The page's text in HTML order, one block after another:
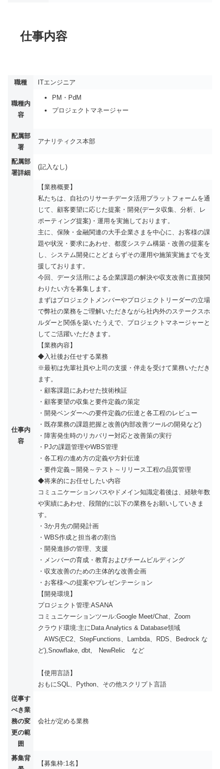
仕事内容
職種 ITエンジニア
職種内
容
PM・PdM
プロジェクトマネージャー
配属部
署
アナリティクス本部
配属部
署詳細
(記入なし)
仕事内
容
【業務概要】
私たちは、自社のリサーチデータ活用プラットフォームを通
じて、顧客要望に応じた提案・開発(データ収集、分析、レ
ポーティング提案)・運用を実施しております。
主に、保険・金融関連の大手企業さまを中心に、お客様の課
題や状況・要求にあわせ、都度システム構築・改善の提案を
し、システム開発にとどまらずその運用や施策実施までを支
援しております。
今回、データ活用による企業課題の解決や収支改善に直接関
わりたい方を募集します。
まずはプロジェクトメンバーやプロジェクトリーダーの立場
で弊社の業務をご理解いただきながら社内外のステークスホ
ルダーと関係を築いたうえで、プロジェクトマネージャーと
してご活躍いただきます。
【業務内容】
◆入社後お任せする業務
※最初は先輩社員や上司の支援・伴走を受けて業務いただき
ます。
・顧客課題にあわせた技術検証
・顧客要望の収集と要件定義の策定
・開発ベンダーへの要件定義の伝達と各工程のレビュー
・既存業務の課題把握と改善(内部改善ツールの開発など)
・障害発生時のリカバリー対応と改善策の実行
・PJの課題管理やWBS管理
・各工程の進め方の定義や方針伝達
・要件定義～開発～テスト～リリース工程の品質管理
◆将来的にお任せしたい内容
コミュニケーションパスやドメイン知識定着後は、経験年数
や実績にあわせ、段階的に以下の業務をお願いしていきま
す。
・3か月先の開発計画
・WBS作成と担当者の割当
・開発進捗の管理、支援
・メンバーの育成・教育およびチームビルディング
・収支改善のための主体的な改善企画
・お客様への提案やプレゼンテーション
【開発環境】
プロジェクト管理:ASANA
コミュニケーションツール:Google Meet/Chat、Zoom
クラウド環境:主にData Analytics & Database領域
AWS(EC2、StepFunctions、Lambda、RDS、Bedrock な
ど),Snowflake, dbt, NewRelic など
【使用言語】
おもにSQL、Python、その他スクリプト言語
従事す
べき業
務の変
更の範
囲
会社が定める業務
募集背
【募集枠:1名】